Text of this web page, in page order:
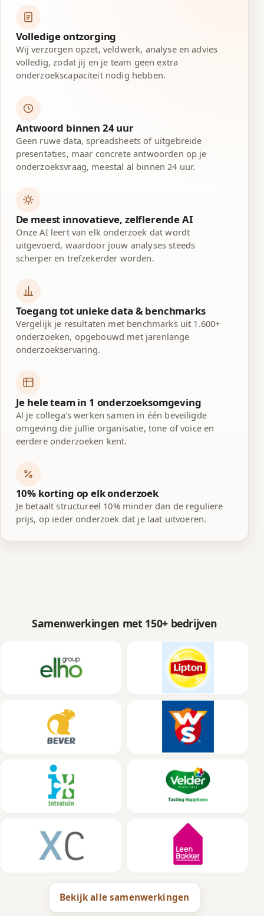
Volledige ontzorging
Wij verzorgen opzet, veldwerk, analyse en advies
volledig, zodat jij en je team geen extra
onderzoekscapaciteit nodig hebben.
Antwoord binnen 24 uur
Geen ruwe data, spreadsheets of uitgebreide
presentaties, maar concrete antwoorden op je
onderzoeksvraag, meestal al binnen 24 uur.
De meest innovatieve, zelflerende AI
Onze AI leert van elk onderzoek dat wordt
uitgevoerd, waardoor jouw analyses steeds
scherper en trefzekerder worden.
Toegang tot unieke data & benchmarks
Vergelijk je resultaten met benchmarks uit 1.600+
onderzoeken, opgebouwd met jarenlange
onderzoekservaring.
Je hele team in 1 onderzoeksomgeving
Al je collega's werken samen in één beveiligde
omgeving die jullie organisatie, tone of voice en
eerdere onderzoeken kent.
10% korting op elk onderzoek
Je betaalt structureel 10% minder dan de reguliere
prijs, op ieder onderzoek dat je laat uitvoeren.
Samenwerkingen met 150+ bedrijven
Bekijk alle samenwerkingen